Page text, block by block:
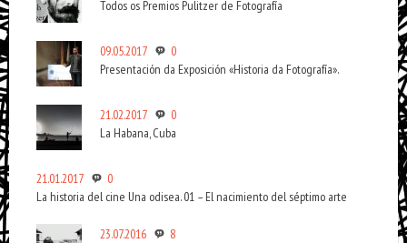
Todos os Premios Pulitzer de Fotografía
09.05.2017
0
Presentación da Exposición «Historia da Fotografía».
21.02.2017
0
La Habana, Cuba
21.01.2017
0
La historia del cine Una odisea. 01 – El nacimiento del séptimo arte
23.07.2016
8